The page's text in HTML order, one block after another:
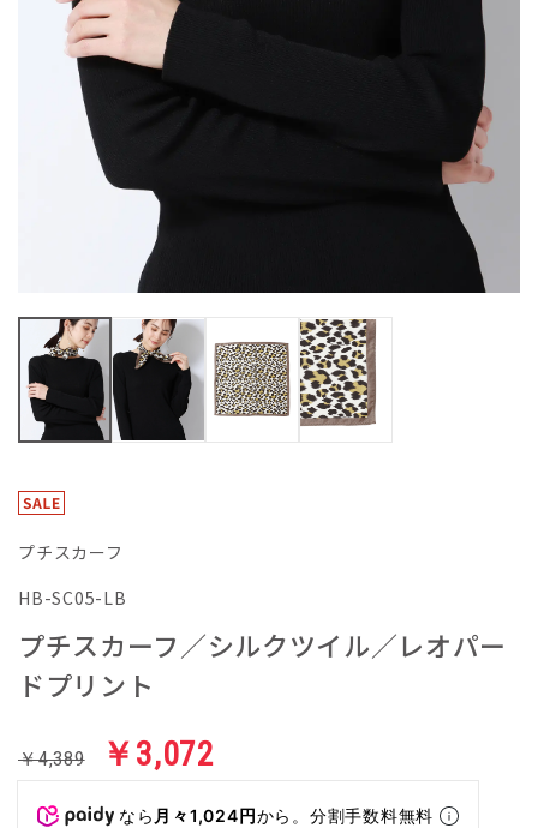
プチスカーフ
HB-SC05-LB
プチスカーフ／シルクツイル／レオパー
ドプリント
￥4,389 ￥3,072
なら 月々1,024円から。分割手数料無料